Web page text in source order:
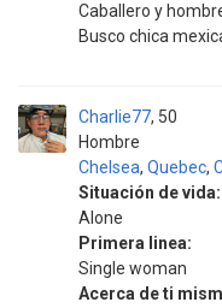
Caballero y
Busco chica
Charlie77
Hombre
50
Chelsea, Quebec,
Situación de vida:
Alone
Primera linea:
Single woman
Acerca de ti